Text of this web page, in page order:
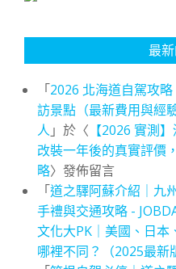
最
「2026 北海道自駕攻
訪景點（最新費用與經
人 」於〈 【2026 實測
改裝一年後的真實評價
略〉發佈留言
「道之驛阿蘇介紹｜九
手禮與交通攻略 -
文化大PK｜美國、日本
哪裡不同？（2025最新